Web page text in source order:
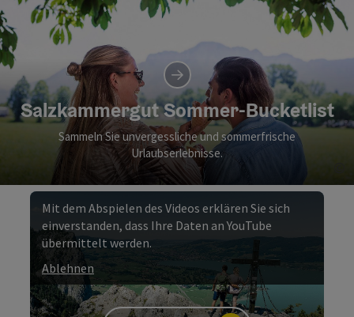
Salzkammergut Sommer-Bucketlist
Sammeln Sie unvergessliche und sommerfrische
Urlaubserlebnisse.
Mit dem Abspielen des Videos erklären Sie sich
einverstanden, dass Ihre Daten an YouTube
übermittelt werden.
Ablehnen